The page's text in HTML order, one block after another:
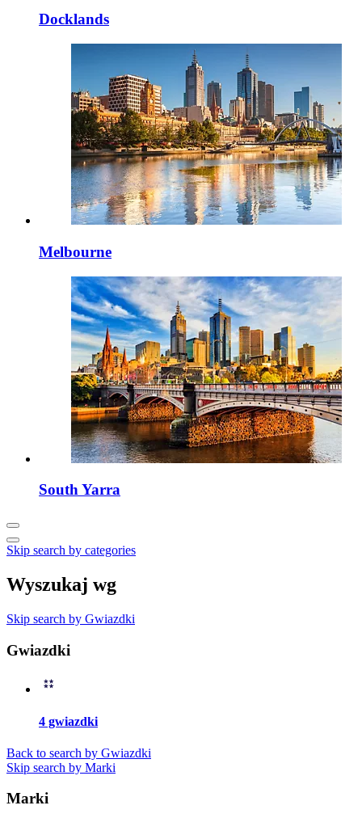
Docklands
Melbourne
South Yarra
Skip search by categories
Wyszukaj wg
Skip search by Gwiazdki
Gwiazdki
4 gwiazdki
Back to search by Gwiazdki
Skip search by Marki
Marki